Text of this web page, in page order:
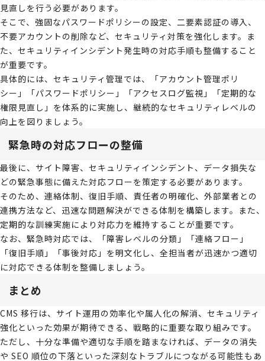
見直しを行う必要があります。
そこで、強固なパスワードポリシーの設定、二要素認証の導入、
不要アカウントの削除など、セキュリティ対策を強化します。ま
た、セキュリティインシデント発生時の対応手順も整備すること
が重要です。
具体的には、セキュリティ管理では、「アカウント管理ポリ
シー」「パスワードポリシー」「アクセスログ監視」「定期的な
権限見直し」を体系的に実施し、継続的なセキュリティレベルの
向上を図りましょう。
緊急時の対応フローの整備
最後に、サイト障害、セキュリティインシデント、データ損失な
どの緊急事態に備えた対応フローを策定する必要があります。
そのため、連絡体制、復旧手順、責任者の明確化、外部業者との
連携方法など、迅速な問題解決ができる体制を構築します。また、
定期的な訓練実施により対応力を維持することが重要です。
なお、緊急時対応では、「障害レベルの分類」「連絡フロー」
「復旧手順」「事後対応」を明文化し、全担当者が迅速かつ適切
に対応できる体制を整備しましょう。
まとめ
CMS 移行は、サイト運用の効率化や属人化の解消、セキュリティ
強化といった効果が期待できる、戦略的に重要な取り組みです。
ただし、十分な準備や適切な手順を踏まなければ、データの消失
や SEO 順位の下落といった深刻なトラブルにつながる可能性もあ